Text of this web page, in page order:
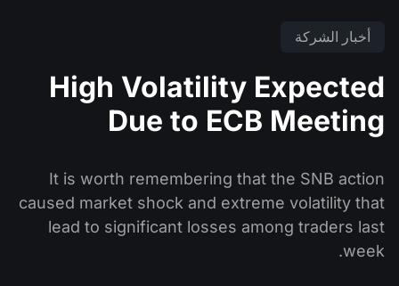
الحساب التجريبي للفوركس
العمولات ورسوم التبييت (السواب)
عمليات الدفع
الفوركس
المؤشرات
السلع
التداول في صناديق الإستثمار المتداولة (ETF)
منصَّات التداوُل
مقارنة
تطبيق FXOpen
التقويم الاقتصادي
الأخبار والتحليلات
تقويم توزيعات الأرباح
أخبار الشركة
أخبار الشركة
High Volatility Expected
Due to ECB Meeting
It is worth remembering that the SNB action
caused market shock and extreme volatility that
lead to significant losses among traders last
week.